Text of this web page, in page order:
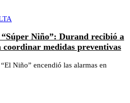
Niño”: Durand recibió a
medidas preventivas
Niño” encendió las alarmas en